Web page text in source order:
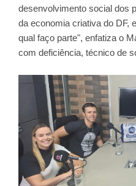
desenvolvimento social dos
da economia criativa do DF,
qual faço parte", enfatiza o
com deficiência, técnico de